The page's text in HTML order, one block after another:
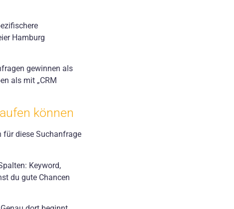
Hamburg
gewinnen als
als mit „CRM
können
für diese Suchanfrage
Keyword,
du gute Chancen